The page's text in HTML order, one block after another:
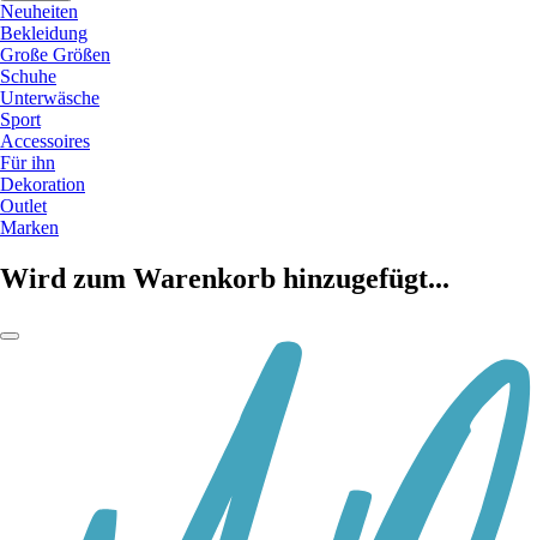
Neuheiten
Bekleidung
Große Größen
Schuhe
Unterwäsche
Sport
Accessoires
Für ihn
Dekoration
Outlet
Marken
Wird zum Warenkorb hinzugefügt...